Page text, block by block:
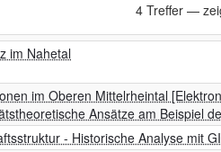
4 Treffer —
im Nahetal
im Oberen Mittelrheintal
Ansätze am Beispiel
- Historische Analyse mit